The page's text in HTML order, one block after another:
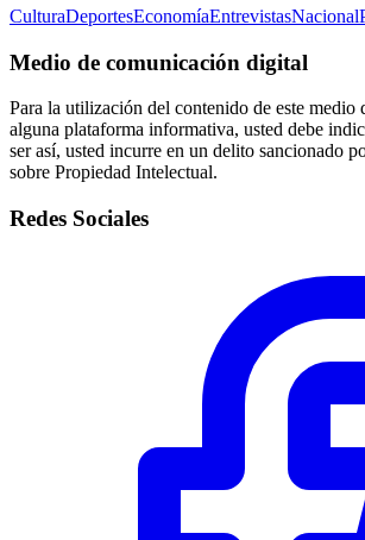
CulturaDeportesEconomíaEntrevistasNacional
Medio de comunicación digital
Para la utilización del contenido de este medio
alguna plataforma informativa, usted debe
ser así, usted incurre en un delito sancionado
sobre Propiedad Intelectual.
Redes Sociales